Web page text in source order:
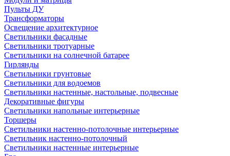
Пульты ДУ
Трансформаторы
Освещение архитектурное
Светильники фасадные
Светильники тротуарные
Светильники на солнечной батарее
Гирлянды
Светильники грунтовые
Светильники для водоемов
Светильники настенные, настольные, подвесные
Декоративные фигуры
Светильники напольные интерьерные
Торшеры
Светильники настенно-потолочные интерьерные
Светильник настенно-потолочный
Светильники настенные интерьерные